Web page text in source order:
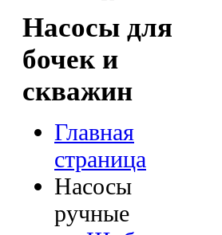
Насосы для
бочек и
скважин
Главная
страница
Насосы
ручные